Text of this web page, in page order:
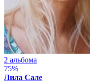
2 альбома
75%
Лила Сале